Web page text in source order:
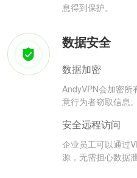
息得到保护。
数据安全
数据加密
AndyVPN会加密所
意行为者窃取信息。
安全远程访问
企业员工可以通过
源，无需担心数据泄